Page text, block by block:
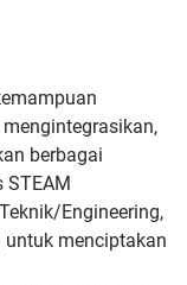
berbagai
STEAM
Teknik/Engineering,
untuk menciptakan